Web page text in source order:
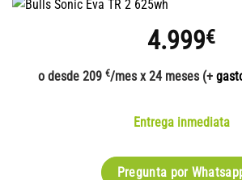
4.999€
o desde 209 €/mes x 24 meses (+
Entrega inmediata
Pregunta por